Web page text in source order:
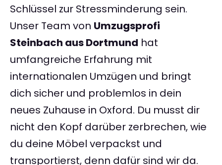
Schlüssel zur Stressminderung sein.
Unser Team von Umzugsprofi
Steinbach aus Dortmund hat
umfangreiche Erfahrung mit
internationalen Umzügen und bringt
dich sicher und problemlos in dein
neues Zuhause in Oxford. Du musst dir
nicht den Kopf darüber zerbrechen, wie
du deine Möbel verpackst und
transportierst, denn dafür sind wir da.